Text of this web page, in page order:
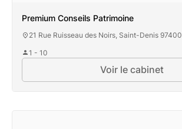
Premium Conseils Patrimoine
21 Rue Ruisseau des Noirs, Saint-Denis 97400
1 - 10
Voir le cabinet